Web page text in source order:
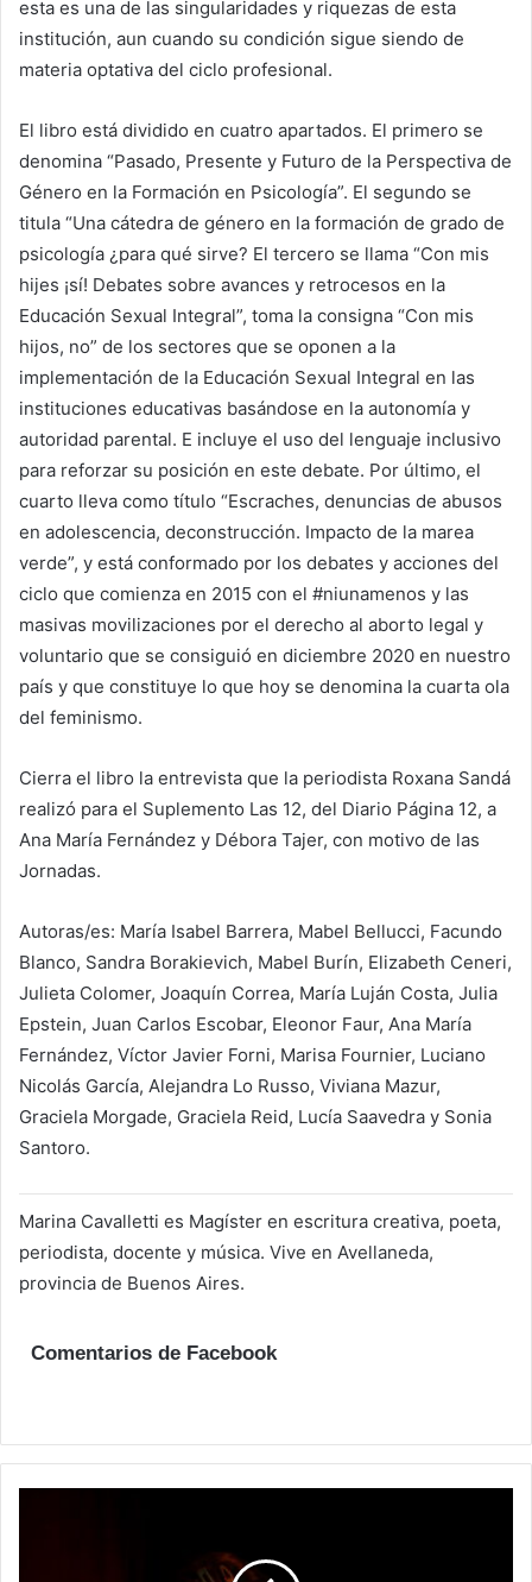
esta es una de las singularidades y riquezas de esta
institución, aun cuando su condición sigue siendo de
materia optativa del ciclo profesional.
El libro está dividido en cuatro apartados. El primero se
denomina “Pasado, Presente y Futuro de la Perspectiva de
Género en la Formación en Psicología”. El segundo se
titula “Una cátedra de género en la formación de grado de
psicología ¿para qué sirve? El tercero se llama “Con mis
hijes ¡sí! Debates sobre avances y retrocesos en la
Educación Sexual Integral”, toma la consigna “Con mis
hijos, no” de los sectores que se oponen a la
implementación de la Educación Sexual Integral en las
instituciones educativas basándose en la autonomía y
autoridad parental. E incluye el uso del lenguaje inclusivo
para reforzar su posición en este debate. Por último, el
cuarto lleva como título “Escraches, denuncias de abusos
en adolescencia, deconstrucción. Impacto de la marea
verde”, y está conformado por los debates y acciones del
ciclo que comienza en 2015 con el #niunamenos y las
masivas movilizaciones por el derecho al aborto legal y
voluntario que se consiguió en diciembre 2020 en nuestro
país y que constituye lo que hoy se denomina la cuarta ola
del feminismo.
Cierra el libro la entrevista que la periodista Roxana Sandá
realizó para el Suplemento Las 12, del Diario Página 12, a
Ana María Fernández y Débora Tajer, con motivo de las
Jornadas.
Autoras/es: María Isabel Barrera, Mabel Bellucci, Facundo
Blanco, Sandra Borakievich, Mabel Burín, Elizabeth Ceneri,
Julieta Colomer, Joaquín Correa, María Luján Costa, Julia
Epstein, Juan Carlos Escobar, Eleonor Faur, Ana María
Fernández, Víctor Javier Forni, Marisa Fournier, Luciano
Nicolás García, Alejandra Lo Russo, Viviana Mazur,
Graciela Morgade, Graciela Reid, Lucía Saavedra y Sonia
Santoro.
Marina Cavalletti es Magíster en escritura creativa, poeta,
periodista, docente y música. Vive en Avellaneda,
provincia de Buenos Aires.
Comentarios de Facebook